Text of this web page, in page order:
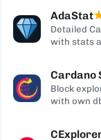
AdaStat
Detailed
with stats
Cardano
Block
with own